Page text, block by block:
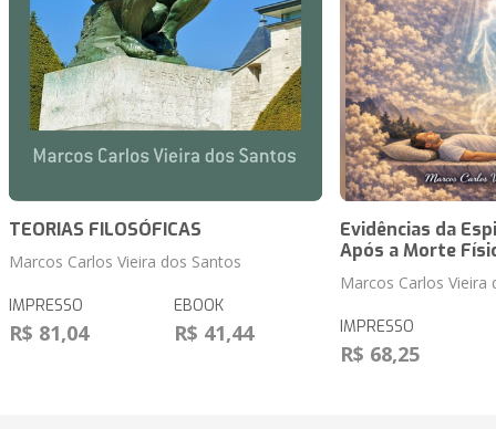
TEORIAS FILOSÓFICAS
Marcos Carlos Vieira dos Santos
IMPRESSO
R$ 81,04
EBOOK
R$ 41,44
Evidências da
Após a Morte
Marcos Carlos Vieira
IMPRESSO
R$ 68,25